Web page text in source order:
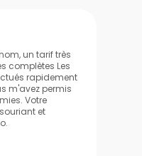
un tarif très
complètes Les
rapidement
m'avez permis
Votre
et